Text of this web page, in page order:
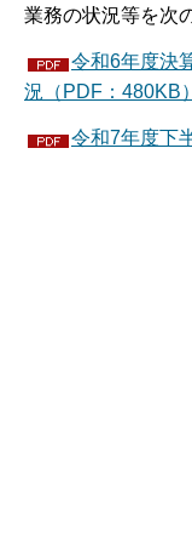
業務の状況等を次
令和6年度決
況（PDF：480KB）
令和7年度下